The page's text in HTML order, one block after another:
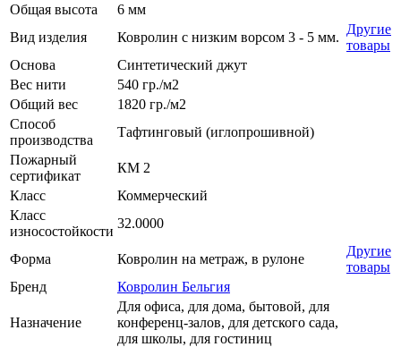
Общая высота
6 мм
Вид изделия
Ковролин с низким ворсом 3 - 5 мм.
Другие
товары
Основа
Синтетический джут
Вес нити
540 гр./м2
Общий вес
1820 гр./м2
Способ
производства
Тафтинговый (иглопрошивной)
Пожарный
сертификат
КМ 2
Класс
Коммерческий
Класс
износостойкости
32.0000
Форма Ковролин на метраж, в рулоне
Другие
товары
Бренд
Ковролин Бельгия
Назначение
Для офиса, для дома, бытовой, для
конференц-залов, для детского сада,
для школы, для гостиниц